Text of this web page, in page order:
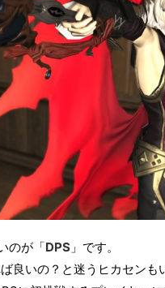
のが「DPS 」です。
良いの？と迷うヒカセンも